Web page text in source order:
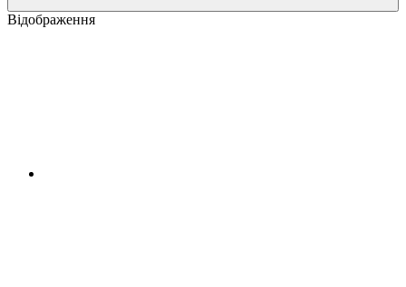
Відображення